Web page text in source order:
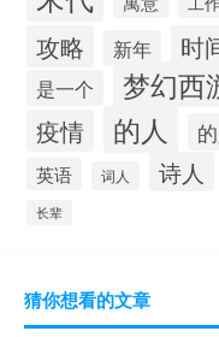
攻略 新年 时
是一个 梦幻西
疫情 的人
英语 词人 诗人
长辈
猜你想看的文章